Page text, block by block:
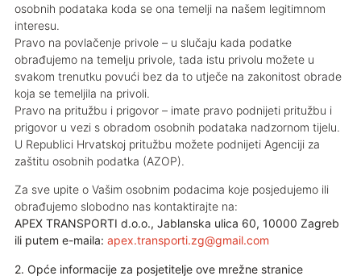
osobnih podataka koda se ona temelji na našem legitimnom
interesu.
Pravo na povlačenje privole – u slučaju kada podatke
obrađujemo na temelju privole, tada istu privolu možete u
svakom trenutku povući bez da to utječe na zakonitost obrade
koja se temeljila na privoli.
Pravo na pritužbu i prigovor – imate pravo podnijeti pritužbu i
prigovor u vezi s obradom osobnih podataka nadzornom tijelu.
U Republici Hrvatskoj pritužbu možete podnijeti Agenciji za
zaštitu osobnih podatka (AZOP).
Za sve upite o Vašim osobnim podacima koje posjedujemo ili
obrađujemo slobodno nas kontaktirajte na:
APEX TRANSPORTI d.o.o., Jablanska ulica 60, 10000 Zagreb
ili putem e-maila: apex.transporti.zg@gmail.com
2. Opće informacije za posjetitelje ove mrežne stranice